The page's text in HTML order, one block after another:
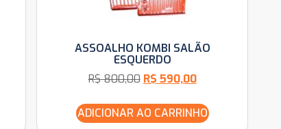
ASSOALHO KOMBI SALÃO
ESQUERDO
R$800,00 R$ 590,00
ADICIONAR AO CARRINHO